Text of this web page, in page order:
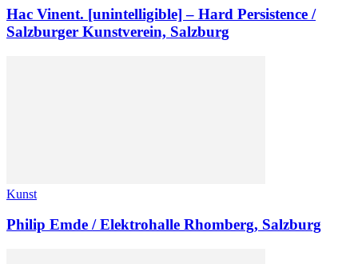
Hac Vinent. [unintelligible] – Hard Persistence /
Salzburger Kunstverein, Salzburg
Kunst
Philip Emde / Elektrohalle Rhomberg, Salzburg